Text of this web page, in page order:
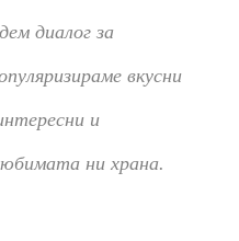
диалог за
вкусни
и
ни храна.